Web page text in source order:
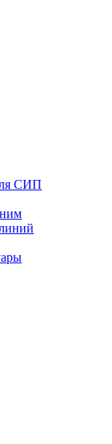
СИП